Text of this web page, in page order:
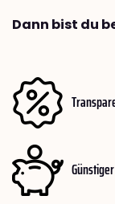
Dann bist du